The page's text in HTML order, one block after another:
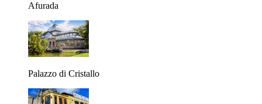
Afurada
Palazzo di Cristallo